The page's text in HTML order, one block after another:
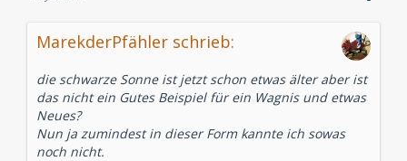
MarekderPfähler schrieb:
die schwarze Sonne ist jetzt schon etwas älter aber ist
das nicht ein Gutes Beispiel für ein Wagnis und etwas
Neues?
Nun ja zumindest in dieser Form kannte ich sowas
noch nicht.